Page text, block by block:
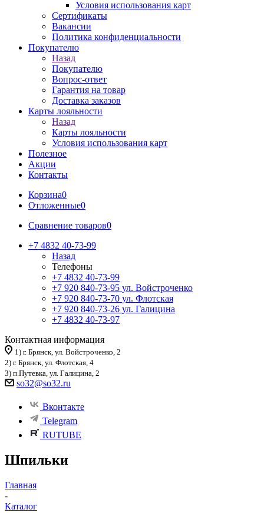
Условия использования карт
Сертификаты
Вакансии
Политика конфиденциальности
Покупателю
Назад
Покупателю
Вопрос-ответ
Гарантия на товар
Доставка заказов
Карты лояльности
Назад
Карты лояльности
Условия использования карт
Полезное
Акции
Контакты
Корзина0
Отложенные0
Сравнение товаров0
+7 4832 40-73-99
Назад
Телефоны
+7 4832 40-73-99
+7 920 840-73-95 ул. Войстроченко
+7 920 840-73-70 ул. Флотская
+7 920 840-73-26 ул. Галицина
+7 4832 40-73-97
Контактная информация
1) г. Брянск, ул. Войстроченко, 2
2) г. Брянск, ул. Флотская, 4
3) п.Путевка, ул. Галицина, 2
so32@so32.ru
Вконтакте
Telegram
RUTUBE
Шпильки
Главная
-
Каталог